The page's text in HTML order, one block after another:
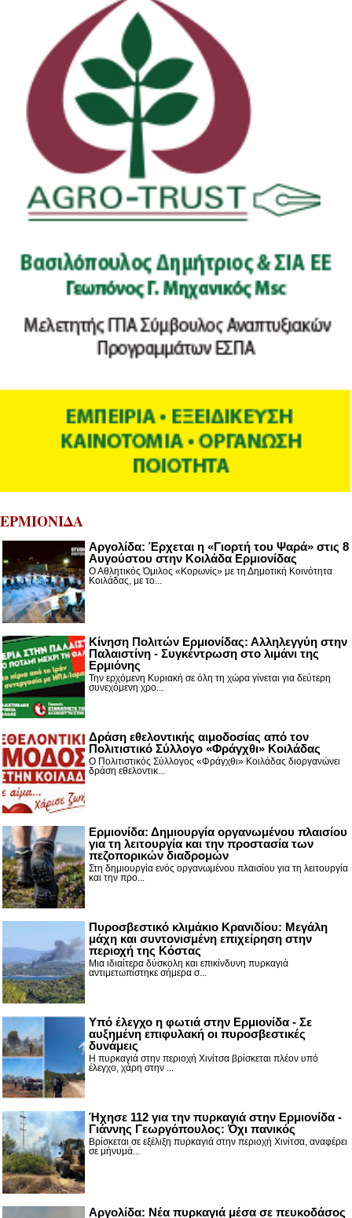
ΕΡΜΙΟΝΙΔΑ
Αργολίδα: Έρχεται η «Γιορτή του Ψαρά» στις 8
Αυγούστου στην Κοιλάδα Ερμιονίδας
Ο Αθλητικός Όμιλος «Κορωνίς» με τη Δημοτική Κοινότητα
Κοιλάδας, με το...
Κίνηση Πολιτών Ερμιονίδας: Αλληλεγγύη στην
Παλαιστίνη - Συγκέντρωση στο λιμάνι της
Ερμιόνης
Την ερχόμενη Κυριακή σε όλη τη χώρα γίνεται για δεύτερη
συνεχόμενη χρο...
Δράση εθελοντικής αιμοδοσίας από τον
Πολιτιστικό Σύλλογο «Φράγχθι» Κοιλάδας
Ο Πολιτιστικός Σύλλογος «Φράγχθι» Κοιλάδας διοργανώνει
δράση εθελοντικ...
Ερμιονίδα: Δημιουργία οργανωμένου πλαισίου
για τη λειτουργία και την προστασία των
πεζοπορικών διαδρομών
Στη δημιουργία ενός οργανωμένου πλαισίου για τη λειτουργία
και την προ...
Πυροσβεστικό κλιμάκιο Κρανιδίου: Μεγάλη
μάχη και συντονισμένη επιχείρηση στην
περιοχή της Κόστας
Μια ιδιαίτερα δύσκολη και επικίνδυνη πυρκαγιά
αντιμετωπίστηκε σήμερα σ...
Υπό έλεγχο η φωτιά στην Ερμιονίδα - Σε
αυξημένη επιφυλακή οι πυροσβεστικές
δυνάμεις
Η πυρκαγιά στην περιοχή Χινίτσα βρίσκεται πλέον υπό
έλεγχο, χάρη στην ...
Ήχησε 112 για την πυρκαγιά στην Ερμιονίδα -
Γιάννης Γεωργόπουλος: Όχι πανικός
Βρίσκεται σε εξέλιξη πυρκαγιά στην περιοχή Χινίτσα, αναφέρει
σε μήνυμά...
Αργολίδα: Νέα πυρκαγιά μέσα σε πευκοδάσος